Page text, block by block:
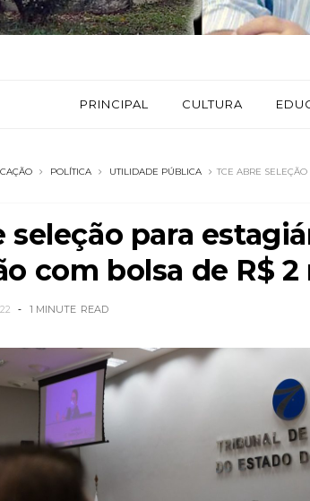
PRINCIPAL CULTURA
POLÍTICA UTILIDADE PÚBLICA
TCE ABRE
seleção para
com bolsa de R$ 2
1 MINUTE READ